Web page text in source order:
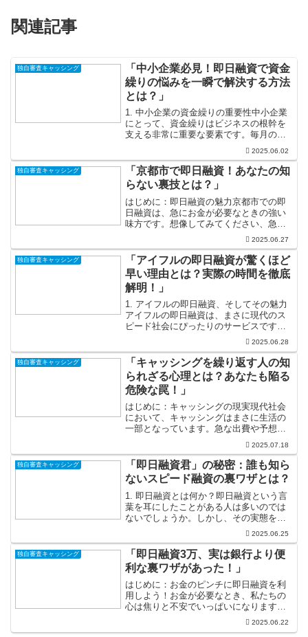
関連記事
独自審査キャッシング
「中小企業必見！即日融資で資金
繰りの悩みを一瞬で解決する方法
とは？」
1. 中小企業の資金繰りの重要性中小企業
にとって、資金繰りはビジネスの根幹を
支える非常に重要な要素です。毎月の固
定費、仕入れ、従業員の給与など、数多
くの経費が企業の運営を圧迫する中で、
資金が不足すると事業の継続が危うくな
ります。特に、急な出...
2025.06.02
独自審査キャッシング
「京都市で即日融資！あなたの知
らない裏技とは？」
はじめに：即日融資の魅力京都市での即
日融資は、急にお金が必要なときの強い
味方です。想像してみてください、急な
出費が浮上したときにスピーディにお金
を手に入れることができれば、心の安心
感が得られます！生活費の補填や急な修
理、さらには旅行の計画な...
2025.06.27
独自審査キャッシング
「アイフルの即日融資が驚くほど
早い理由とは？実際の時間を徹底
解明！」
1. アイフルの即日融資、そしてその魅力
アイフルの即日融資は、まさに現代のス
ピード社会にぴったりのサービスです！
急な出費や思わぬトラブルに直面したと
ます。銀行の融資と比較すると、審査が
スムーズで、必要な書...
2025.06.28
独自審査キャッシング
「キャッシングを繰り返す人の知
られざる心理とは？あなたも陥る
危険な罠！」
はじめに：キャッシングの現実現代社会
において、キャッシングはまさに生活の
一部となっています。急な出費や予想外
の事態に直面した際、多くの人がキャッ
シングを選ぶことで金銭的なピンチを乗
り越えています。しかし、その背景には
私たちの心の中にひそむ複...
2025.07.18
独自審査キャッシング
「即日融資君」の秘密：誰も知ら
ないスピード融資の裏ワザとは？
1. 即日融資とは何か？即日融資という言
葉を耳にしたことがある人は多いのでは
ないでしょうか。しかし、その実態を詳
しく知っている人は少ないかもしれませ
ん。即日融資とは、申請したその日のう
ちにお金を借りることができるサービス
のことです。急な出費...
2025.06.25
独自審査キャッシング
「即日融資3万、実は銀行より便
利な裏ワザがあった！」
はじめに：お金のピンチに即日融資を利
用しよう！お金が必要なとき、私たちの
心は焦りと不安でいっぱいになります。
「今すぐお金が必要なのに、どうしよ
2025.06.22